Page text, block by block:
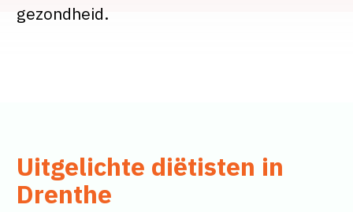
gezondheid.
Uitgelichte diëtisten in
Drenthe